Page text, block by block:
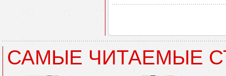
САМЫЕ ЧИТАЕМЫЕ